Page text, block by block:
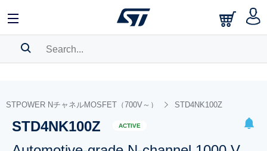
BOOKMARK
Pleaselog into show your saved searches.
STPOWER NチャネルMOSFET（700V～） STD4NK100Z
STD4NK100Z ACTIVE